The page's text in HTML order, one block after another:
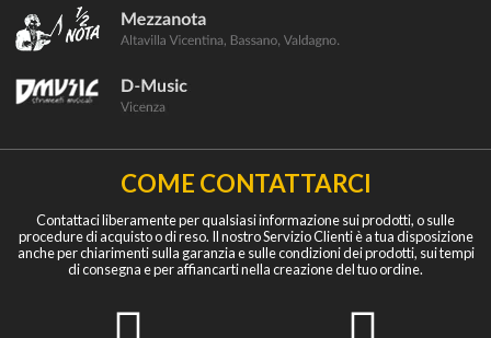
COME CONTATTARCI
Contattaci liberamente per qualsiasi informazione sui prodotti, o sulle
procedure di acquisto o di reso. Il nostro Servizio Clienti è a tua disposizione
anche per chiarimenti sulla garanzia e sulle condizioni dei prodotti, sui tempi
di consegna e per affiancarti nella creazione del tuo ordine.